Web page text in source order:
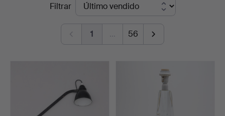
Auktioner
Filtrar
1 … 56